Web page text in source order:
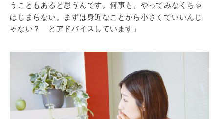
うこともあると思うんです。何事も、やってみなくちゃ
はじまらない。まずは身近なことから小さくでいいんじ
ゃない？ とアドバイスしています」